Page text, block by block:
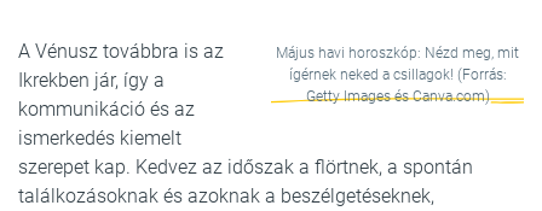
Május havi horoszkóp: Nézd meg, mit
ígérnek neked a csillagok! (Forrás:
Getty Images és Canva.com)
A Vénusz továbbra is az
Ikrekben jár, így a
kommunikáció és az
ismerkedés kiemelt
szerepet kap. Kedvez az időszak a flörtnek, a spontán
találkozásoknak és azoknak a beszélgetéseknek,